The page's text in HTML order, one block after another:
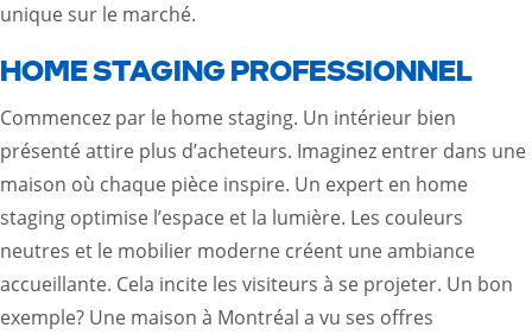
unique sur le marché.
HOME STAGING PROFESSIONNEL
Commencez par le home staging. Un intérieur bien
présenté attire plus d’acheteurs. Imaginez entrer dans une
maison où chaque pièce inspire. Un expert en home
staging optimise l’espace et la lumière. Les couleurs
neutres et le mobilier moderne créent une ambiance
accueillante. Cela incite les visiteurs à se projeter. Un bon
exemple? Une maison à Montréal a vu ses offres